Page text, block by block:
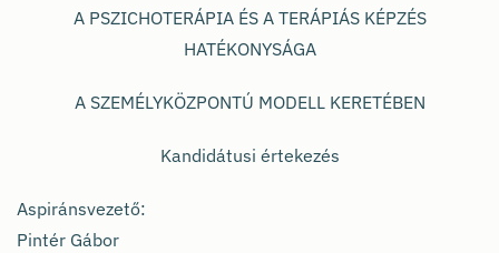
A PSZICHOTERÁPIA ÉS A TERÁPIÁS KÉPZÉS
HATÉKONYSÁGA
A SZEMÉLYKÖZPONTÚ MODELL KERETÉBEN
Kandidátusi értekezés
Pintér Gábor